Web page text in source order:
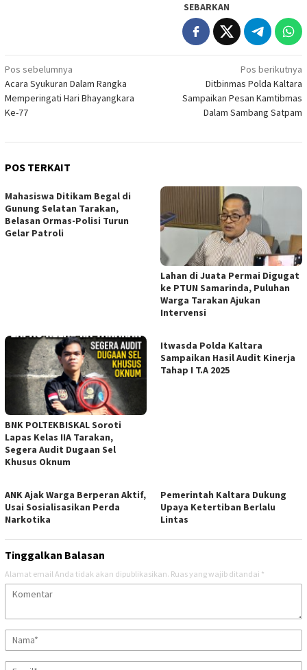
SEBARKAN
Navigasi
pos
Pos sebelumnya
Acara Syukuran Dalam Rangka
Memperingati Hari Bhayangkara
Ke-77
Pos berikutnya
Ditbinmas Polda Kaltara
Sampaikan Pesan Kamtibmas
Dalam Sambang Satpam
POS TERKAIT
Mahasiswa Ditikam Begal di
Gunung Selatan Tarakan,
Belasan Ormas-Polisi Turun
Gelar Patroli
Lahan di Juata Permai Digugat
ke PTUN Samarinda, Puluhan
Warga Tarakan Ajukan
Intervensi
BNK POLTEKBISKAL Soroti
Lapas Kelas IIA Tarakan,
Segera Audit Dugaan Sel
Khusus Oknum
Itwasda Polda Kaltara
Sampaikan Hasil Audit Kinerja
Tahap I T.A 2025
ANK Ajak Warga Berperan Aktif,
Usai Sosialisasikan Perda
Narkotika
Pemerintah Kaltara Dukung
Upaya Ketertiban Berlalu
Lintas
Tinggalkan Balasan
Alamat email Anda tidak akan dipublikasikan. Ruas yang wajib ditandai *